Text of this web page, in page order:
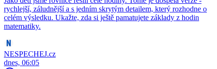
rychlejší, záludnější a s jedním skrytým detailem, který rozhodne o
celém výsledku. Ukažte, zda si ještě pamatujete základy z hodin
matematiky.
NESPECHEJ.cz
dnes, 06:05